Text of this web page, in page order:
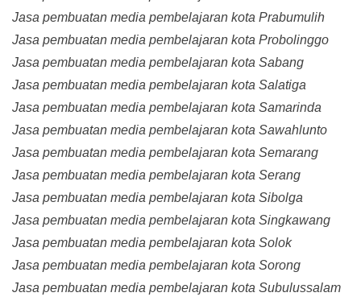
Jasa pembuatan media pembelajaran kota Prabumulih
Jasa pembuatan media pembelajaran kota Probolinggo
Jasa pembuatan media pembelajaran kota Sabang
Jasa pembuatan media pembelajaran kota Salatiga
Jasa pembuatan media pembelajaran kota Samarinda
Jasa pembuatan media pembelajaran kota Sawahlunto
Jasa pembuatan media pembelajaran kota Semarang
Jasa pembuatan media pembelajaran kota Serang
Jasa pembuatan media pembelajaran kota Sibolga
Jasa pembuatan media pembelajaran kota Singkawang
Jasa pembuatan media pembelajaran kota Solok
Jasa pembuatan media pembelajaran kota Sorong
Jasa pembuatan media pembelajaran kota Subulussalam